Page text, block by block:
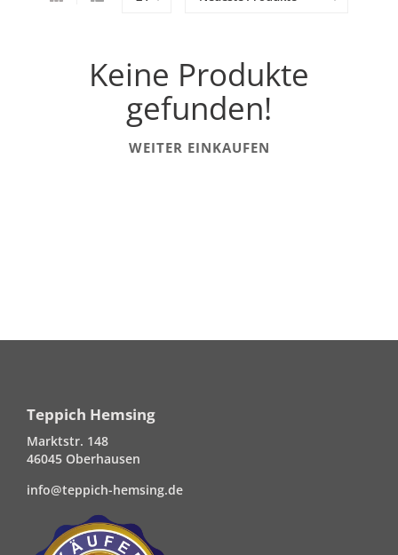
Keine Produkte
gefunden!
WEITER EINKAUFEN
Teppich Hemsing
Marktstr. 148
46045 Oberhausen
info@teppich-hemsing.de